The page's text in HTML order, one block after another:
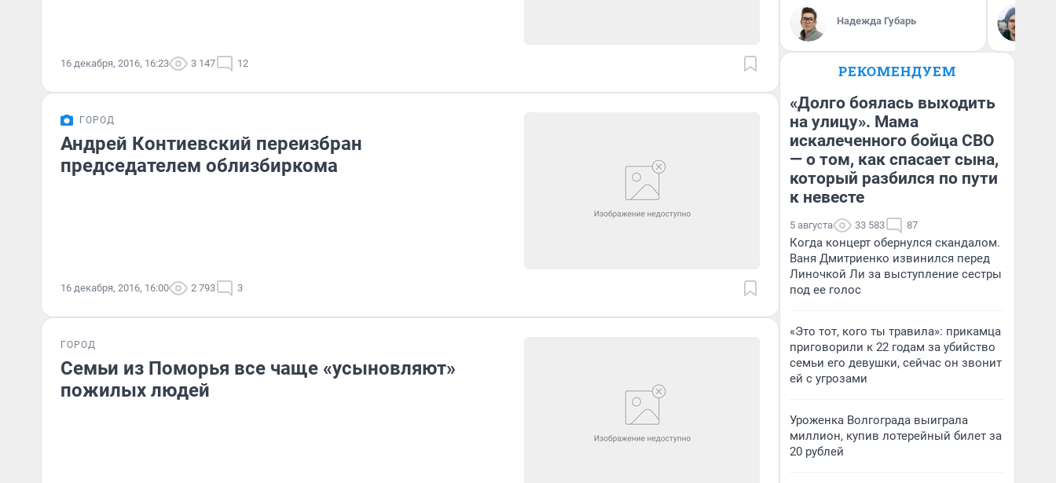
16 декабря, 2016, 16:23 3 147 12
ГОРОД
Андрей Контиевский переизбран
председателем облизбиркома
16 декабря, 2016, 16:00 2 793 3
ГОРОД
Семьи из Поморья все чаще «усыновляют»
пожилых людей
Надежда Губарь
РЕКОМЕНДУЕМ
«Долго боялась выходить
на улицу». Мама
искалеченного бойца СВО
— о том, как спасает сына,
который разбился по пути
к невесте
5 августа 33 583 87
Когда концерт обернулся скандалом.
Ваня Дмитриенко извинился перед
Линочкой Ли за выступление сестры
под ее голос
«Это тот, кого ты травила»: прикамца
приговорили к 22 годам за убийство
семьи его девушки, сейчас он звонит
ей с угрозами
Уроженка Волгограда выиграла
миллион, купив лотерейный билет за
20 рублей